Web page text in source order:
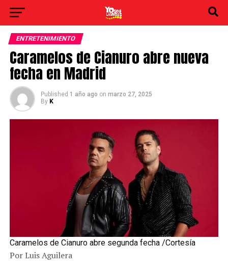
ENTRETENIMIENTO
Caramelos de Cianuro abre nueva
fecha en Madrid
Published 1 año ago on marzo 27, 2025
By K
Caramelos de Cianuro abre segunda fecha /Cortesía
Por Luis Aguilera